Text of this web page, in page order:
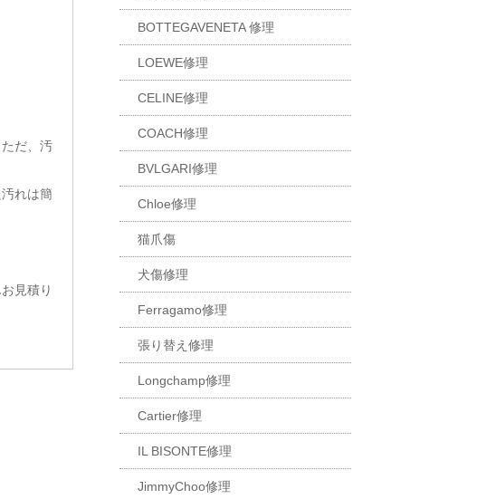
だ、汚
れは簡
見積り
BOTTEGAVENETA 修理
LOEWE修理
CELINE修理
COACH修理
BVLGARI修理
Chloe修理
猫爪傷
犬傷修理
Ferragamo修理
張り替え修理
Longchamp修理
Cartier修理
IL BISONTE修理
JimmyChoo修理